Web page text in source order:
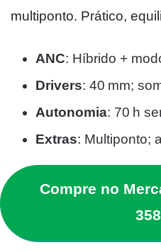
multiponto. Prático,
ANC: Híbrido +
Drivers: 40 mm;
Autonomia: 70 h
Extras: Multiponto;
Compre no